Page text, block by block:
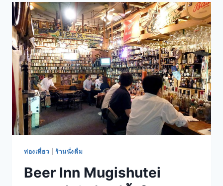
เบียร์
บาร์
เมือง
SAPPORO
ท่องเที่ยว ร้านนั่งดื่ม
Beer Inn Mugishutei